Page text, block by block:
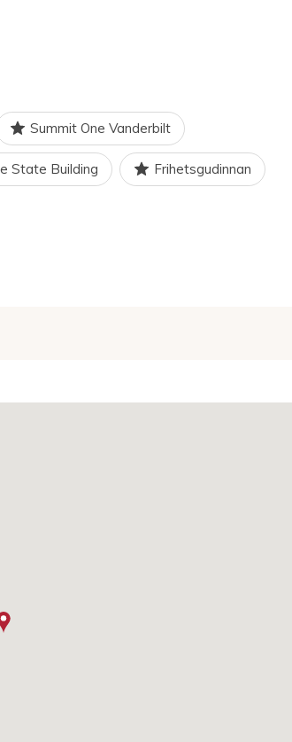
Summit One Vanderbilt
State Building Frihetsgudinnan